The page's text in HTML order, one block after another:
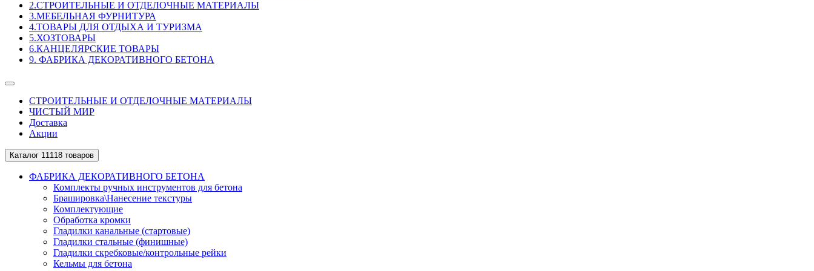
2.СТРОИТЕЛЬНЫЕ И ОТДЕЛОЧНЫЕ МАТЕРИАЛЫ
3.МЕБЕЛЬНАЯ ФУРНИТУРА
4.ТОВАРЫ ДЛЯ ОТДЫХА И ТУРИЗМА
5.ХОЗТОВАРЫ
6.КАНЦЕЛЯРСКИЕ ТОВАРЫ
9. ФАБРИКА ДЕКОРАТИВНОГО БЕТОНА
СТРОИТЕЛЬНЫЕ И ОТДЕЛОЧНЫЕ МАТЕРИАЛЫ
ЧИСТЫЙ МИР
Доставка
Акции
Каталог 11118 товаров
ФАБРИКА ДЕКОРАТИВНОГО БЕТОНА
Комплекты ручных инструментов для бетона
Брашировка\Нанесение текстуры
Комплектующие
Обработка кромки
Гладилки канальные (стартовые)
Гладилки стальные (финишные)
Гладилки скребковые/контрольные рейки
Кельмы для бетона